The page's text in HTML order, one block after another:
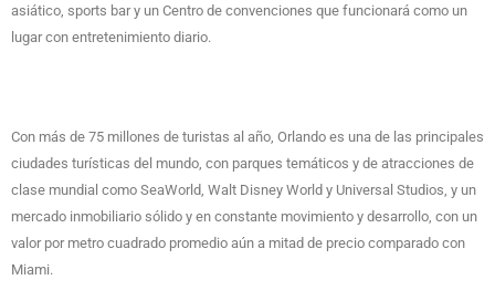
asiático, sports bar y un Centro de convenciones que funcionará como un
lugar con entretenimiento diario.
Con más de 75 millones de turistas al año, Orlando es una de las principales
ciudades turísticas del mundo, con parques temáticos y de atracciones de
clase mundial como SeaWorld, Walt Disney World y Universal Studios, y un
mercado inmobiliario sólido y en constante movimiento y desarrollo, con un
valor por metro cuadrado promedio aún a mitad de precio comparado con
Miami.